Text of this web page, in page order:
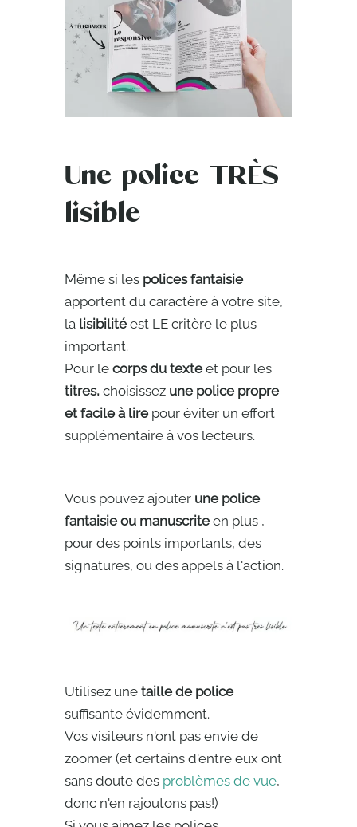
Une police TRÈS
lisible
Même si les polices fantaisie
apportent du caractère à votre site,
la lisibilitéest LE critère le plus
important.
Pour lecorps du texteet pour les
titres, choisissez une police propre
et facile à lirepour éviter un effort
supplémentaire à vos lecteurs.
Vous pouvez ajouter une police
fantaisie ou manuscriteen plus ,
pour des points importants, des
signatures, ou des appels à l'action.
Utilisez une taille de police
suffisante évidemment.
Vos visiteurs n'ont pas envie de
zoomer (et certains d'entre eux ont
sans doute des problèmes de vue,
donc n'en rajoutons pas!)